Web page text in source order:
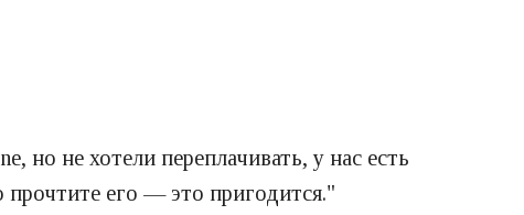
но не хотели переплачивать, у нас есть
его — это пригодится."